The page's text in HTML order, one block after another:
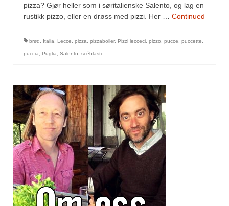
Krydder, oppskrifter
Bouquet garni
Cajunkrydder, mildt
Cajunkrydder, sterkt
Estragon
Guindillas
Herbes de Provence
Kjørvel
pizza? Gjør heller som i søritalienske Salento, og lag en
rustikk pizzo, eller en drøss med pizzi. Her … Continued
brød Italia Lecce pizza pizzaboller, Pizzi lecceci pizzo pucce puccette
puccia Puglia Salento scéblasti